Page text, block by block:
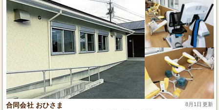
合同会社 おひさま 8月1日更新